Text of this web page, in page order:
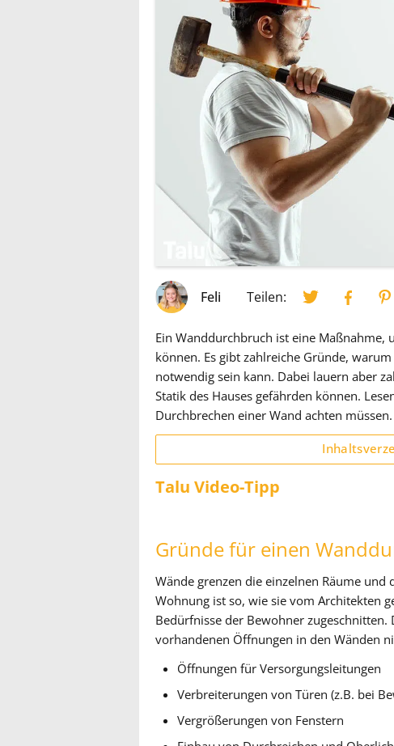
Feli Teilen:
Ein Wanddurchbruch ist eine
können. Es gibt zahlreiche Gründe,
notwendig sein kann. Dabei lauern aber
Statik des Hauses gefährden können.
Durchbrechen einer Wand achten müssen.
Talu Video-Tipp
Gründe für einen
Wände grenzen die einzelnen Räume
Wohnung ist so, wie sie vom Architekten
Bedürfnisse der Bewohner
vorhandenen Öffnungen in den Wänden
Öffnungen für Versorgungsleitungen
Verbreiterungen von Türen (z.B. bei
Vergrößerungen von Fenstern